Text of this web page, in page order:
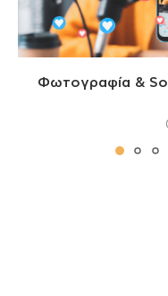
Φωτογραφία &